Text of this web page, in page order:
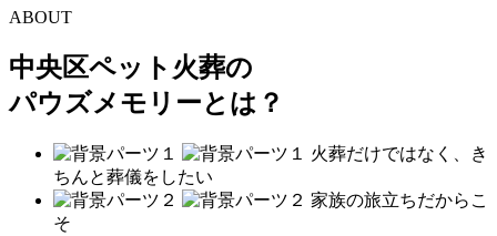
ABOUT
中央区ペット火葬の
パウズメモリーとは？
火葬だけではなく、き
ちんと葬儀をしたい
家族の旅立ちだからこ
そ